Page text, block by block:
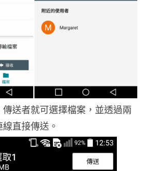
送者就可選擇檔案，並透過兩
直接傳送。